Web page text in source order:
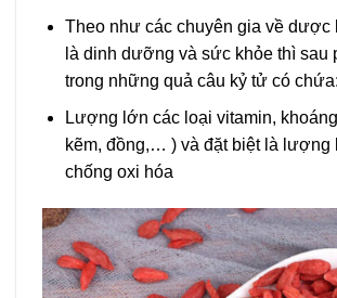
Theo như các chuyên gia về dược
là dinh dưỡng và sức khỏe thì sau
trong những quả câu kỷ tử có chứa:
Lượng lớn các loại vitamin,
kẽm, đồng,… ) và đặt biệt là lượng
chống oxi hóa